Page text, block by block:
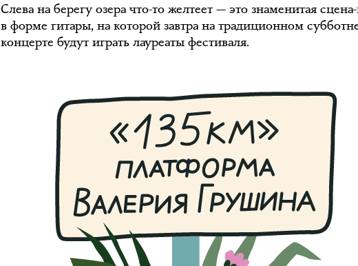
Слева на берегу озера что-то желтеет — это знаменитая
в форме гитары, на которой завтра на традиционном
концерте будут играть лауреаты фестиваля.